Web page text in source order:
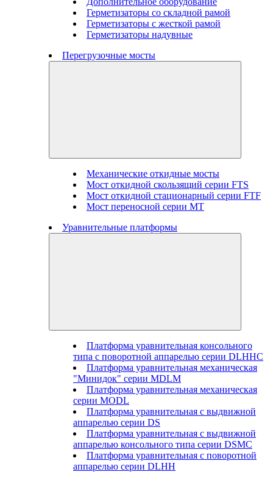
Герметизаторы со складной рамой
Герметизаторы с жесткой рамой
Герметизаторы надувные
Перегрузочные мосты
Механические откидные мосты
Мост откидной скользящий серии FTS
Мост откидной стационарный серии FTF
Мост переносной серии MT
Уравнительные платформы
Платформа уравнительная консольного
типа с поворотной аппарелью серии DLHHC
Платформа уравнительная механическая
"Минидок" серии MDLM
Платформа уравнительная механическая
серии MODL
Платформа уравнительная с выдвижной
аппарелью серии DS
Платформа уравнительная с выдвижной
аппарелью консольного типа серии DSMC
Платформа уравнительная с поворотной
аппарелью серии DLHH